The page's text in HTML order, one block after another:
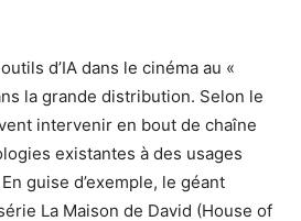
d’IA dans le cinéma au «
la grande distribution. Selon le
intervenir en bout de chaîne
existantes à des usages
guise d’exemple, le géant
La Maison de David (House of